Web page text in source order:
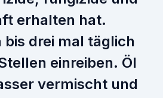
erhalten hat.
bis drei mal täglich
einreiben. Öl
vermischt und